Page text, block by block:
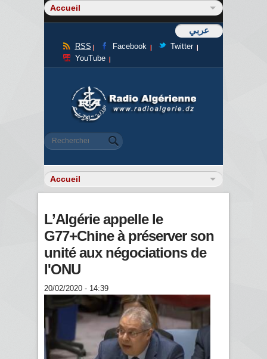
عربي
RSS Facebook
Twitter
YouTube
Formulaire de recherche
Rechercher
L’Algérie appelle le
G77+Chine à préserver son
unité aux négociations de
l'ONU
20/02/2020 - 14:39